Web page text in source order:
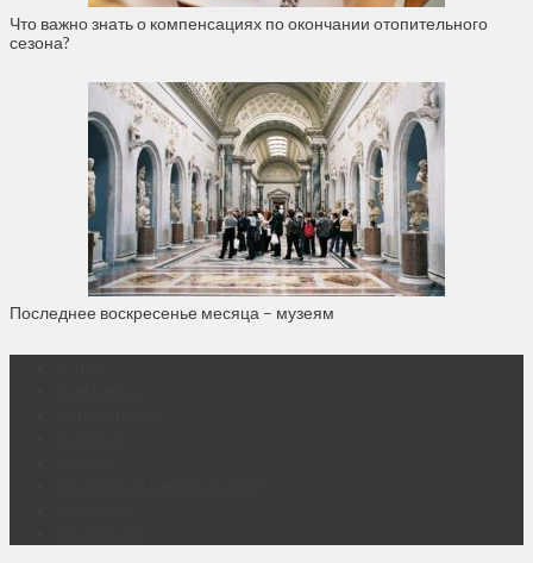
Что важно знать о компенсациях по окончании отопительного
сезона?
Последнее воскресенье месяца – музеям